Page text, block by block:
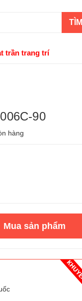
TÌM
trần trang trí
90
hàng
Mua sản phẩm